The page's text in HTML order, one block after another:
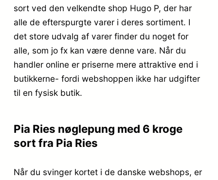
sort ved den velkendte shop Hugo P, der har
alle de efterspurgte varer i deres sortiment. I
det store udvalg af varer finder du noget for
alle, som jo fx kan være denne vare. Når du
handler online er priserne mere attraktive end i
butikkerne- fordi webshoppen ikke har udgifter
til en fysisk butik.
Pia Ries nøglepung med 6 kroge
sort fra Pia Ries
Når du svinger kortet i de danske webshops, er